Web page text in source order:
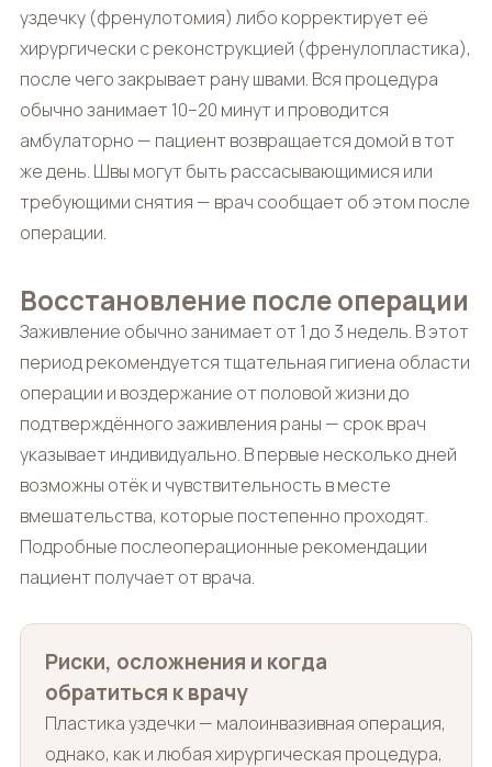
уздечку (френулотомия) либо корректирует её
хирургически с реконструкцией (френулопластика),
после чего закрывает рану швами. Вся процедура
обычно занимает 10–20 минут и проводится
амбулаторно — пациент возвращается домой в тот
же день. Швы могут быть рассасывающимися или
требующими снятия — врач сообщает об этом после
операции.
Восстановление после операции
Заживление обычно занимает от 1 до 3 недель. В этот
период рекомендуется тщательная гигиена области
операции и воздержание от половой жизни до
подтверждённого заживления раны — срок врач
указывает индивидуально. В первые несколько дней
возможны отёк и чувствительность в месте
вмешательства, которые постепенно проходят.
Подробные послеоперационные рекомендации
пациент получает от врача.
Риски, осложнения и когда
обратиться к врачу
Пластика уздечки — малоинвазивная операция,
однако, как и любая хирургическая процедура,